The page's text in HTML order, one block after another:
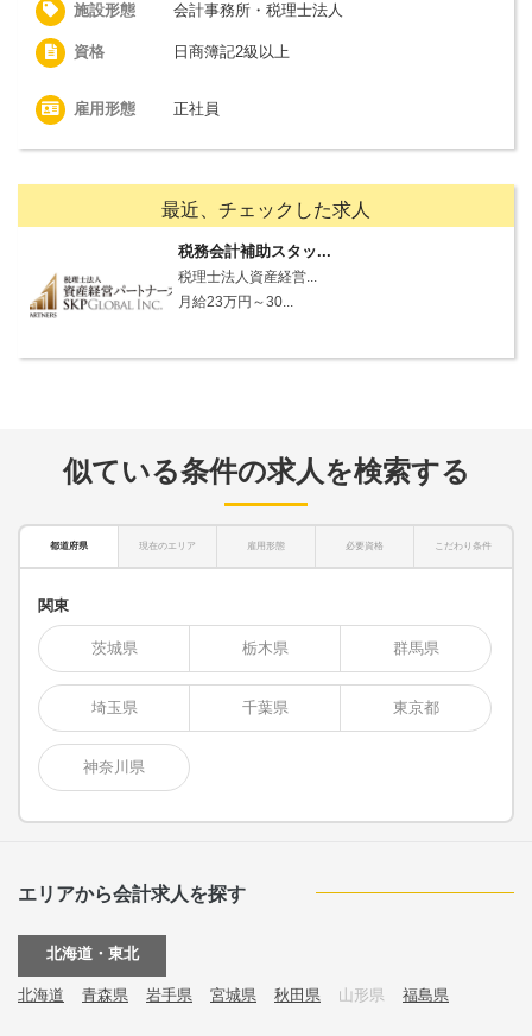
施設形態 会計事務所・税理士法人
資格 日商簿記2級以上
雇用形態 正社員
最近、チェックした求人
税務会計補助スタッ...
税理士法人資産経営...
月給23万円～30...
似ている条件の求人を検索する
都道府県 現在のエリア 雇用形態 必要資格 こだわり条件
関東
茨城県 栃木県 群馬県
埼玉県 千葉県 東京都
神奈川県
エリアから会計求人を探す
北海道・東北
北海道 青森県 岩手県 宮城県 秋田県 山形県 福島県